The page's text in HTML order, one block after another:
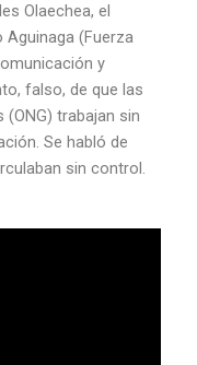
Olaechea, el
Aguinaga (Fuerza
y
falso, de que las
trabajan sin
Se habló de
sin control.